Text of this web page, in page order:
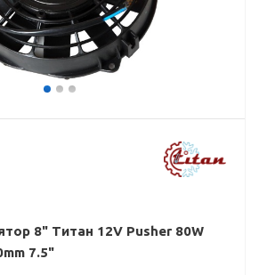
8" Титан 12V Pusher 80W
7.5"